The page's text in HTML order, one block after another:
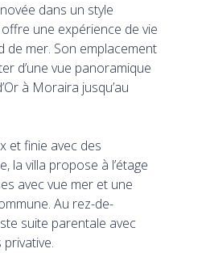
dans un style
une expérience de vie
de mer. Son emplacement
d’une vue panoramique
à Moraira jusqu’au
et finie avec des
la villa propose à l’étage
avec vue mer et une
Au rez-de-
suite parentale avec